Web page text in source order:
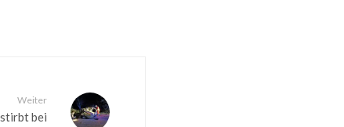
Weiter
bei